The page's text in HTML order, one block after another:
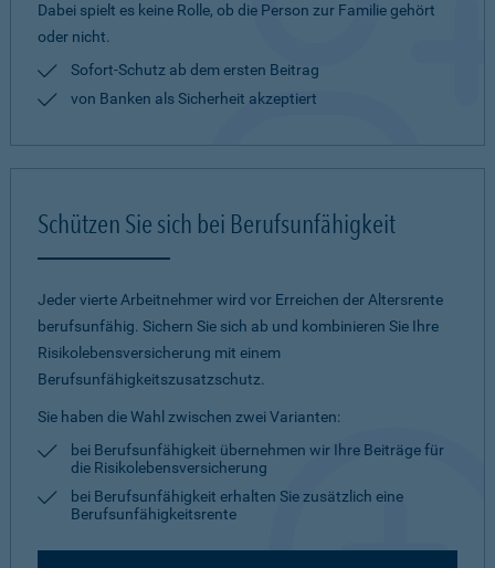
Dabei spielt es keine Rolle, ob die Person zur Familie gehört
oder nicht.
Sofort-Schutz ab dem ersten Beitrag
von Banken als Sicherheit akzeptiert
Schützen Sie sich bei Berufsunfähigkeit
Jeder vierte Arbeitnehmer wird vor Erreichen der Altersrente
berufsunfähig. Sichern Sie sich ab und kombinieren Sie Ihre
Risikolebensversicherung mit einem
Berufsunfähigkeitszusatzschutz.
Sie haben die Wahl zwischen zwei Varianten:
bei Berufsunfähigkeit übernehmen wir Ihre Beiträge für
die Risikolebensversicherung
bei Berufsunfähigkeit erhalten Sie zusätzlich eine
Berufsunfähigkeitsrente